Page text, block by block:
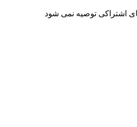
های اشتراکی توصیه نمی شود